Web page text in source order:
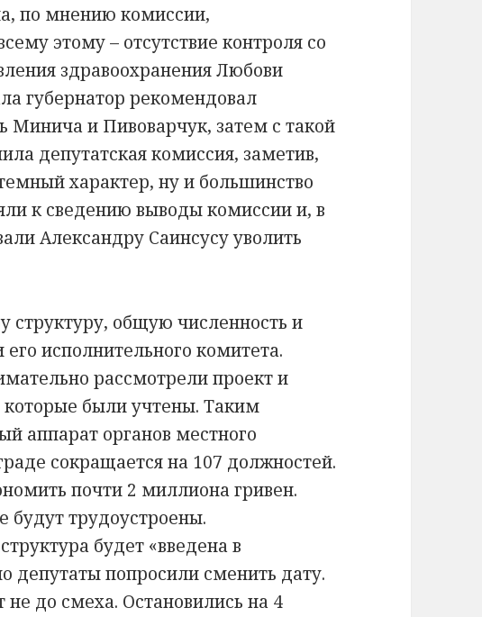
по мнению комиссии,
этому – отсутствие контроля со
здравоохранения Любови
губернатор рекомендовал
Минича и Пивоварчук, затем с такой
депутатская комиссия, заметив,
характер, ну и большинство
к сведению выводы комиссии и, в
Александру Саинсусу уволить
структуру, общую численность и
исполнительного комитета.
рассмотрели проект и
были учтены. Таким
аппарат органов местного
сокращается на 107 должностей.
почти 2 миллиона гривен.
трудоустроены.
будет «введена в
депутаты попросили сменить дату.
до смеха. Остановились на 4